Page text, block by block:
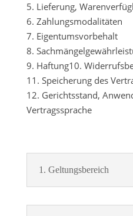
5. Lieferung,
6. Zahlungsmodalitäten
7. Eigentumsvorbehalt
8.
9. Haftung10.
11. Speicherung des
12. Gerichtsstand,
Vertragssprache
1. Geltungsbereich